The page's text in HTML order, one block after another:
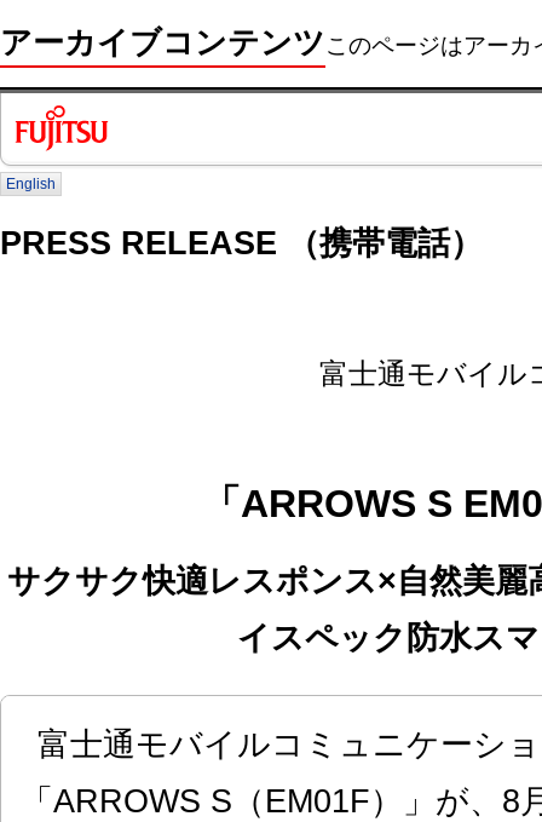
アーカイブコンテンツこのページはアー
English
PRESS RELEASE （携帯電話）
富士通モバイル
「ARROWS S
サクサク快適レスポンス×自然美
イスペック防水ス
富士通モバイルコミュニケーシ
「ARROWS S（EM01F）」が、